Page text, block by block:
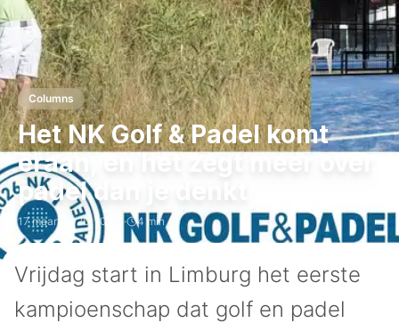
Columns
Het NK Golf & Padel komt
eraan, en het zegt meer over
padel dan je denkt
17 maart 2026,10:33 · 4 min
Vrijdag start in Limburg het eerste
kampioenschap dat golf en padel